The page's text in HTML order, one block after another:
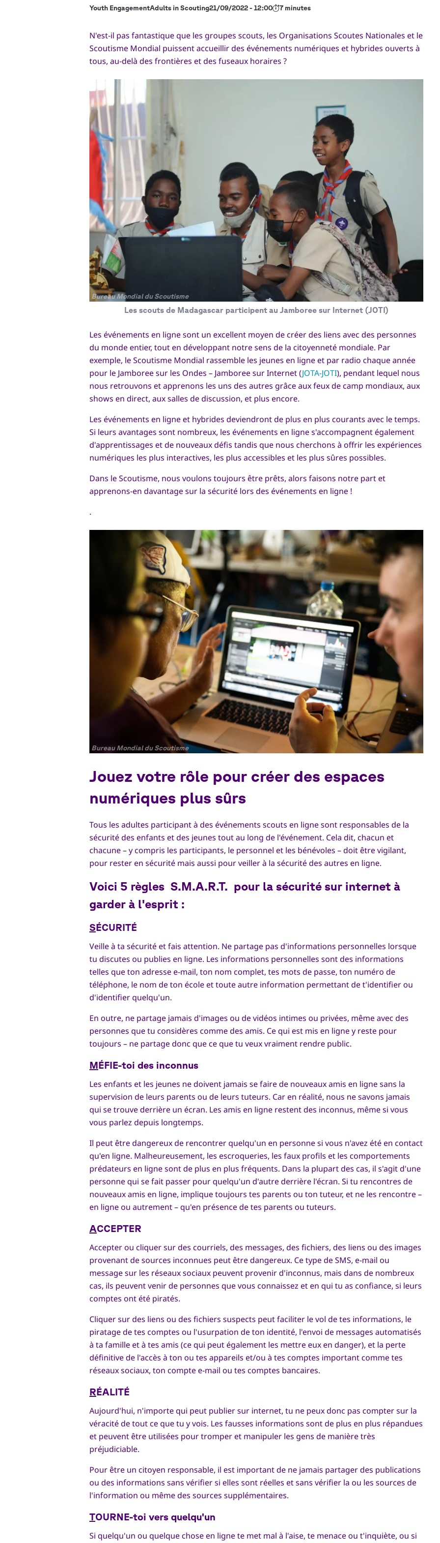
Youth EngagementAdults in Scouting21/09/2022 - 12:00 7 minutes
N'est-il pas fantastique que les groupes scouts, les Organisations Scoutes Nationales et le
Scoutisme Mondial puissent accueillir des événements numériques et hybrides ouverts à
tous, au-delà des frontières et des fuseaux horaires ?
Copyright
Bureau Mondial du Scoutisme
Les scouts de Madagascar participent au Jamboree sur Internet (JOTI)
Les événements en ligne sont un excellent moyen de créer des liens avec des personnes
du monde entier, tout en développant notre sens de la citoyenneté mondiale. Par
exemple, le Scoutisme Mondial rassemble les jeunes en ligne et par radio chaque année
pour le Jamboree sur les Ondes – Jamboree sur Internet (JOTA-JOTI), pendant lequel nous
nous retrouvons et apprenons les uns des autres grâce aux feux de camp mondiaux, aux
shows en direct, aux salles de discussion, et plus encore.
Les événements en ligne et hybrides deviendront de plus en plus courants avec le temps.
Si leurs avantages sont nombreux, les événements en ligne s'accompagnent également
d'apprentissages et de nouveaux défis tandis que nous cherchons à offrir les expériences
numériques les plus interactives, les plus accessibles et les plus sûres possibles.
Dans le Scoutisme, nous voulons toujours être prêts, alors faisons notre part et
apprenons-en davantage sur la sécurité lors des événements en ligne !
.
Copyright
Bureau Mondial du Scoutisme
Jouez votre rôle pour créer des espaces
numériques plus sûrs
Tous les adultes participant à des événements scouts en ligne sont responsables de la
sécurité des enfants et des jeunes tout au long de l'événement. Cela dit, chacun et
chacune – y compris les participants, le personnel et les bénévoles – doit être vigilant,
pour rester en sécurité mais aussi pour veiller à la sécurité des autres en ligne.
Voici 5 règles S.M.A.R.T. pour la sécurité sur internet à
garder à l'esprit :
SÉCURITÉ
Veille à ta sécurité et fais attention. Ne partage pas d'informations personnelles lorsque
tu discutes ou publies en ligne. Les informations personnelles sont des informations
telles que ton adresse e-mail, ton nom complet, tes mots de passe, ton numéro de
téléphone, le nom de ton école et toute autre information permettant de t'identifier ou
d'identifier quelqu'un.
En outre, ne partage jamais d'images ou de vidéos intimes ou privées, même avec des
personnes que tu considères comme des amis. Ce qui est mis en ligne y reste pour
toujours – ne partage donc que ce que tu veux vraiment rendre public.
MÉFIE-toi des inconnus
Les enfants et les jeunes ne doivent jamais se faire de nouveaux amis en ligne sans la
supervision de leurs parents ou de leurs tuteurs. Car en réalité, nous ne savons jamais
qui se trouve derrière un écran. Les amis en ligne restent des inconnus, même si vous
vous parlez depuis longtemps.
Il peut être dangereux de rencontrer quelqu'un en personne si vous n'avez été en contact
qu'en ligne. Malheureusement, les escroqueries, les faux profils et les comportements
prédateurs en ligne sont de plus en plus fréquents. Dans la plupart des cas, il s'agit d'une
personne qui se fait passer pour quelqu'un d'autre derrière l'écran. Si tu rencontres de
nouveaux amis en ligne, implique toujours tes parents ou ton tuteur, et ne les rencontre –
en ligne ou autrement – qu'en présence de tes parents ou tuteurs.
ACCEPTER
Accepter ou cliquer sur des courriels, des messages, des fichiers, des liens ou des images
provenant de sources inconnues peut être dangereux. Ce type de SMS, e-mail ou
message sur les réseaux sociaux peuvent provenir d'inconnus, mais dans de nombreux
cas, ils peuvent venir de personnes que vous connaissez et en qui tu as confiance, si leurs
comptes ont été piratés.
Cliquer sur des liens ou des fichiers suspects peut faciliter le vol de tes informations, le
piratage de tes comptes ou l'usurpation de ton identité, l'envoi de messages automatisés
à ta famille et à tes amis (ce qui peut également les mettre eux en danger), et la perte
définitive de l'accès à ton ou tes appareils et/ou à tes comptes important comme tes
réseaux sociaux, ton compte e-mail ou tes comptes bancaires.
RÉALITÉ
Aujourd'hui, n'importe qui peut publier sur internet, tu ne peux donc pas compter sur la
véracité de tout ce que tu y vois. Les fausses informations sont de plus en plus répandues
et peuvent être utilisées pour tromper et manipuler les gens de manière très
préjudiciable.
Pour être un citoyen responsable, il est important de ne jamais partager des publications
ou des informations sans vérifier si elles sont réelles et sans vérifier la ou les sources de
l'information ou même des sources supplémentaires.
TOURNE-toi vers quelqu'un
Si quelqu'un ou quelque chose en ligne te met mal à l'aise, te menace ou t'inquiète, ou si